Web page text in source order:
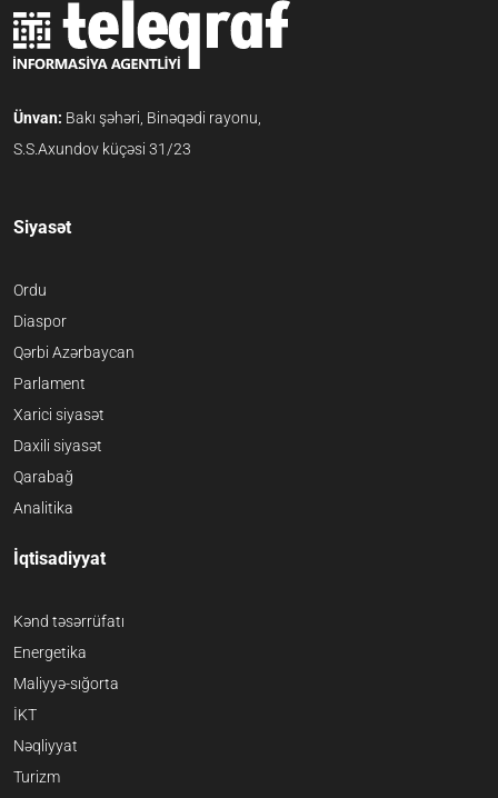
Ünvan: Bakı şəhəri, Binəqədi rayonu,
S.S.Axundov küçəsi 31/23
Siyasət
Ordu
Diaspor
Qərbi Azərbaycan
Parlament
Xarici siyasət
Daxili siyasət
Qarabağ
Analitika
İqtisadiyyat
Kənd təsərrüfatı
Energetika
Maliyyə-sığorta
İKT
Nəqliyyat
Turizm